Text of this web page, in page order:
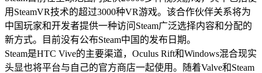
用SteamVR技术的超过3000种VR游戏。该合作伙伴关系将为
中国玩家和开发者提供一种访问Steam广泛选择内容和分配的
新方式。目前没有公布Steam中国的发布日期。
Steam是HTC Vive的主要渠道，Oculus Rift和Windows混合现实
头显也将平台与自己的官方商店一起使用。随着Valve和Steam